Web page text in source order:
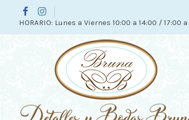
HORARIO: Lunes a Viernes 10:00 a 14:00 / 17:00